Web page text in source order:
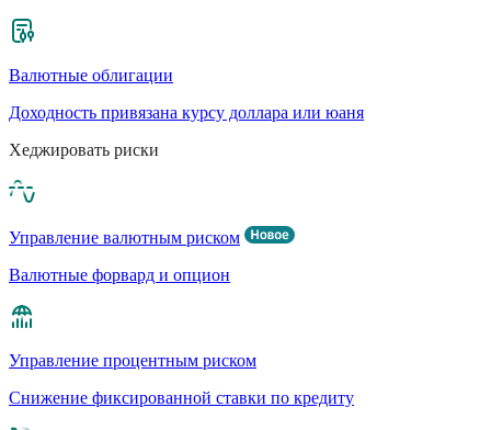
Валютные облигации
Доходность привязана курсу доллара или юаня
Хеджировать риски
Управление валютным риском
Валютные форвард и опцион
Управление процентным риском
Cнижение фиксированной ставки по кредиту